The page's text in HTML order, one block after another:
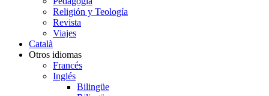
Religión y Teología
Revista
Viajes
Català
Otros idiomas
Francés
Inglés
Bilingüe